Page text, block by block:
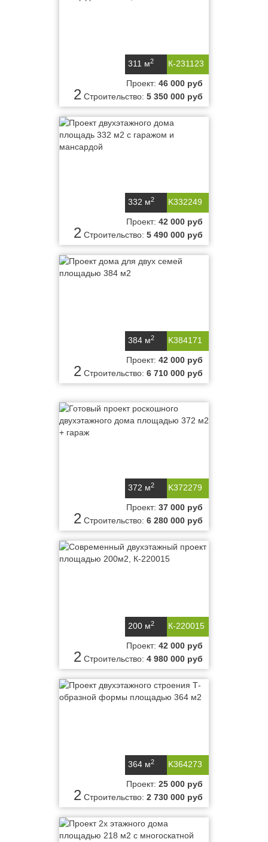
К-231123
311 м2
2
Проект: 46 000 руб
Строительство: 5 350 000 руб
K332249
332 м2
2
Проект: 42 000 руб
Строительство: 5 490 000 руб
K384171
384 м2
2
Проект: 42 000 руб
Строительство: 6 710 000 руб
K372279
372 м2
2
Проект: 37 000 руб
Строительство: 6 280 000 руб
К-220015
200 м2
2
Проект: 42 000 руб
Строительство: 4 980 000 руб
K364273
364 м2
2
Проект: 25 000 руб
Строительство: 2 730 000 руб